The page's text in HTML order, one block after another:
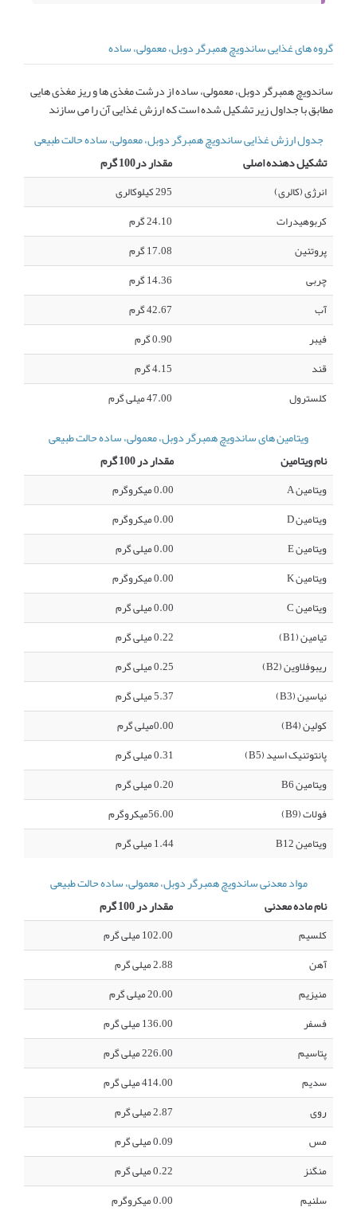
گروه های غذایی ساندویچ همبرگر دوبل، معمولی، ساده
ساندویچ همبرگر دوبل، معمولی، ساده از درشت مغذی ها و ریز مغذی هایی
مطابق با جداول زیر تشکیل شده است که ارزش غذایی آن را می سازند
جدول ارزش غذایی ساندویچ همبرگر دوبل، معمولی، ساده حالت طبیعی
تشکیل دهنده اصلی
مقدار در100 گرم
انرژی (کالری)
295 کیلوکالری
کربوهیدرات
24.10 گرم
پروتئین
17.08 گرم
چربی
14.36 گرم
آب
42.67 گرم
فیبر
0.90 گرم
قند
4.15 گرم
کلسترول
47.00 میلی گرم
ویتامین های ساندویچ همبرگر دوبل، معمولی، ساده حالت طبیعی
نام ویتامین
مقدار در 100 گرم
ویتامین A
0.00 میکروگرم
ویتامین D
0.00 میکروگرم
ویتامین E
0.00 میلی گرم
ویتامین K
0.00 میکروگرم
ویتامین C
0.00 میلی گرم
تیامین (B1)
0.22 میلی گرم
ریبوفلاوین (B2)
0.25 میلی گرم
نیاسین (B3)
5.37 میلی گرم
کولین (B4)
0.00میلی گرم
پانتوتنیک اسید (B5)
0.31 میلی گرم
ویتامین B6
0.20 میلی گرم
فولات (B9)
56.00میکروگرم
ویتامین B12
1.44 میلی گرم
مواد معدنی ساندویچ همبرگر دوبل، معمولی، ساده حالت طبیعی
نام ماده معدنی
مقدار در 100 گرم
کلسیم
102.00 میلی گرم
آهن
2.88 میلی گرم
منیزیم
20.00 میلی گرم
فسفر
136.00 میلی گرم
پتاسیم
226.00 میلی گرم
سدیم
414.00 میلی گرم
روی
2.87 میلی گرم
مس
0.09 میلی گرم
منگنز
0.22 میلی گرم
سلنیم
0.00 میکروگرم